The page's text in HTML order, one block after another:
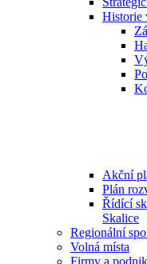
Historie
Akční
Plán
Řídící
Skalice
Regionální
Volná místa
Firmy a